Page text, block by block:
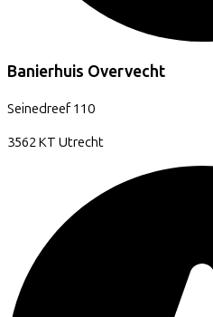
Banierhuis Overvecht
Seinedreef 110
3562 KT Utrecht